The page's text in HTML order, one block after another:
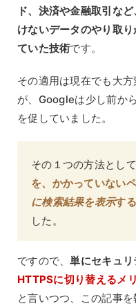
ド、決済や金融取引な
けないデータのやり取
ていた技術です。
その適用は現在でも大方
が、Googleは少し前か
を促していました。
その１つの方法として
を、かかっていない
に検索結果を表示する
した。
ですので、単にセキュリ
HTTPSに切り替えるメ
と言いつつ、この記事